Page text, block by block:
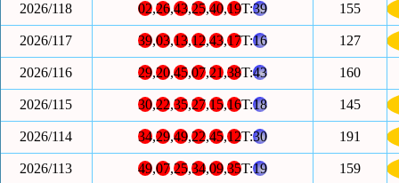
2026/118 02,26,43,25,40,19T:39 155
2026/117 39,03,13,12,43,17T:16 127
2026/116 29,20,45,07,21,38T:43 160
2026/115 30,22,35,27,15,16T:18 145
2026/114 34,29,49,22,45,12T:30 191
2026/113 49,07,25,34,09,35T:19 159